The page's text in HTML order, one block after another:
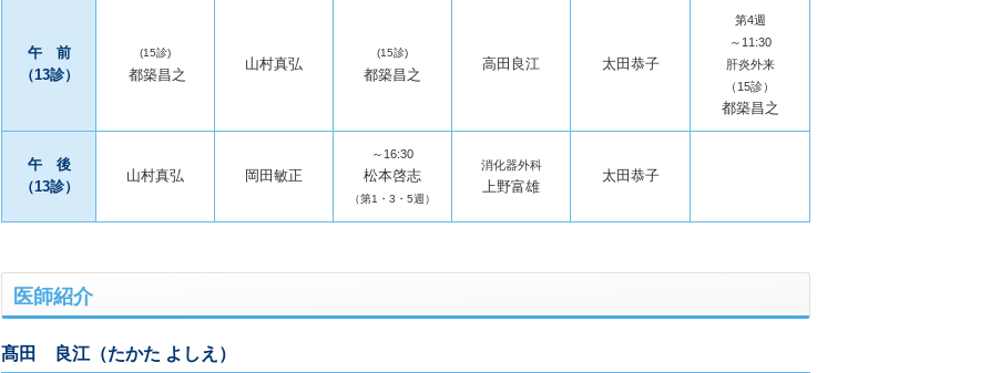
午 前
（13診）
(15診)
都築昌之
山村真弘
(15診)
都築昌之
高田良江 太田恭子
第4週
～11:30
肝炎外来
（15診）
都築昌之
午 後
（13診）
山村真弘 岡田敏正
～16:30
松本啓志
（第1・3・5週）
消化器外科
上野富雄
太田恭子
医師紹介
髙田 良江（たかた よしえ）